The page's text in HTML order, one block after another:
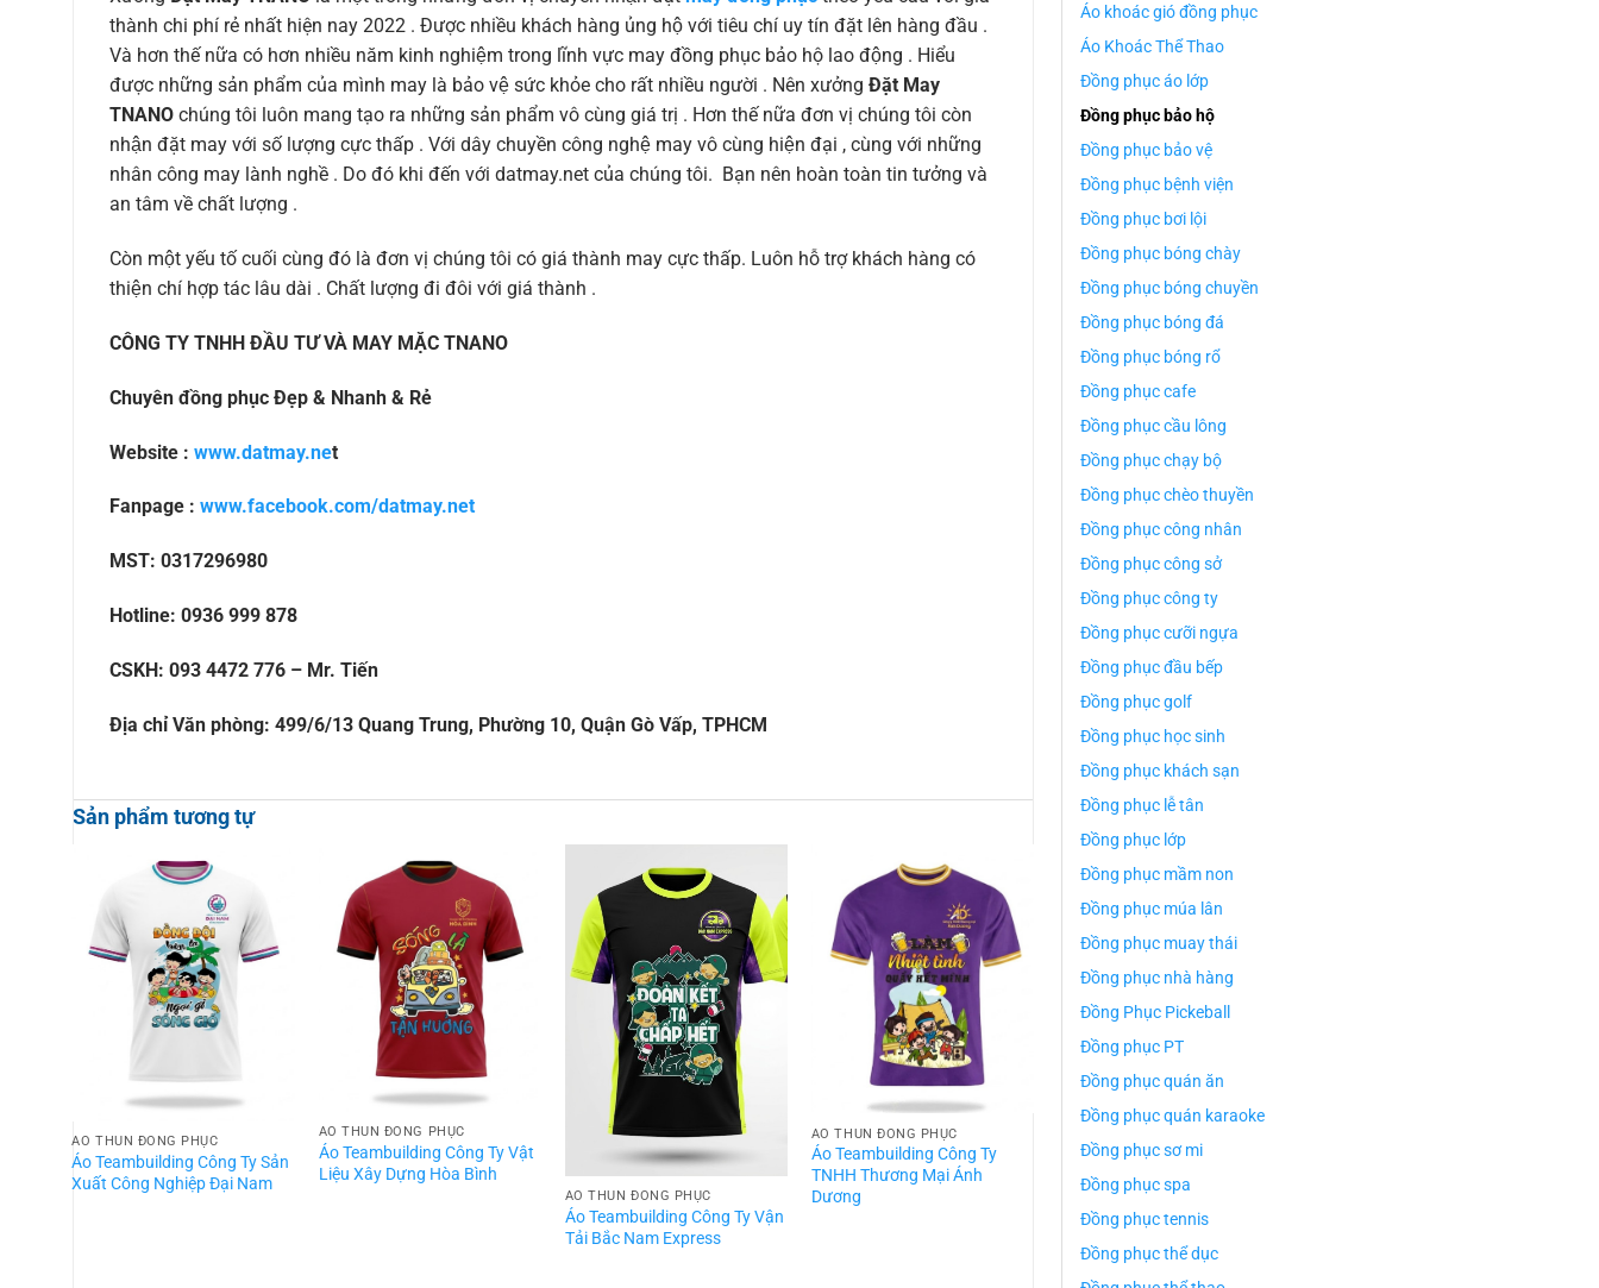
thành chi phí rẻ nhất hiện nay 2022 . Được nhiều khách hàng ủng hộ với tiêu chí uy tín đặt lên hàng đầu .
Và hơn thế nữa có hơn nhiều năm kinh nghiệm trong lĩnh vực may đồng phục bảo hộ lao động . Hiểu
được những sản phẩm của mình may là bảo vệ sức khỏe cho rất nhiều người . Nên xưởng Đặt May
TNANO chúng tôi luôn mang tạo ra những sản phẩm vô cùng giá trị . Hơn thế nữa đơn vị chúng tôi còn
nhận đặt may với số lượng cực thấp . Với dây chuyền công nghệ may vô cùng hiện đại , cùng với những
nhân công may lành nghề . Do đó khi đến với datmay.net của chúng tôi. Bạn nên hoàn toàn tin tưởng và
an tâm về chất lượng .
Còn một yếu tố cuối cùng đó là đơn vị chúng tôi có giá thành may cực thấp. Luôn hỗ trợ khách hàng có
thiện chí hợp tác lâu dài . Chất lượng đi đôi với giá thành .
CÔNG TY TNHH ĐẦU TƯ VÀ MAY MẶC TNANO
Chuyên đồng phục Đẹp & Nhanh & Rẻ
Website : www.datmay.net
Fanpage : www.facebook.com/datmay.net
MST: 0317296980
Hotline: 0936 999 878
CSKH: 093 4472 776 – Mr. Tiến
Địa chỉ Văn phòng: 499/6/13 Quang Trung, Phường 10, Quận Gò Vấp, TPHCM
Sản phẩm tương tự
ÁO THUN ĐỒNG PHỤC
Áo Teambuilding Công Ty Sản
Xuất Công Nghiệp Đại Nam
ÁO THUN ĐỒNG PHỤC
Áo Teambuilding Công Ty Vật
Liệu Xây Dựng Hòa Bình
ÁO THUN ĐỒNG PHỤC
Áo Teambuilding Công Ty Vận
Tải Bắc Nam Express
ÁO THUN ĐỒNG PHỤC
Áo Teambuilding Công Ty
TNHH Thương Mại Ánh
Dương
Áo Teambuilding Công Ty
Thủy Sản Biển Xanh
Áo khoác gió đồng phục
Áo Khoác Thể Thao
Đồng phục áo lớp
Đồng phục bảo hộ
Đồng phục bảo vệ
Đồng phục bệnh viện
Đồng phục bơi lội
Đồng phục bóng chày
Đồng phục bóng chuyền
Đồng phục bóng đá
Đồng phục bóng rổ
Đồng phục cafe
Đồng phục cầu lông
Đồng phục chạy bộ
Đồng phục chèo thuyền
Đồng phục công nhân
Đồng phục công sở
Đồng phục công ty
Đồng phục cưỡi ngựa
Đồng phục đầu bếp
Đồng phục golf
Đồng phục học sinh
Đồng phục khách sạn
Đồng phục lễ tân
Đồng phục lớp
Đồng phục mầm non
Đồng phục múa lân
Đồng phục muay thái
Đồng phục nhà hàng
Đồng Phục Pickeball
Đồng phục PT
Đồng phục quán ăn
Đồng phục quán karaoke
Đồng phục sơ mi
Đồng phục spa
Đồng phục tennis
Đồng phục thể dục